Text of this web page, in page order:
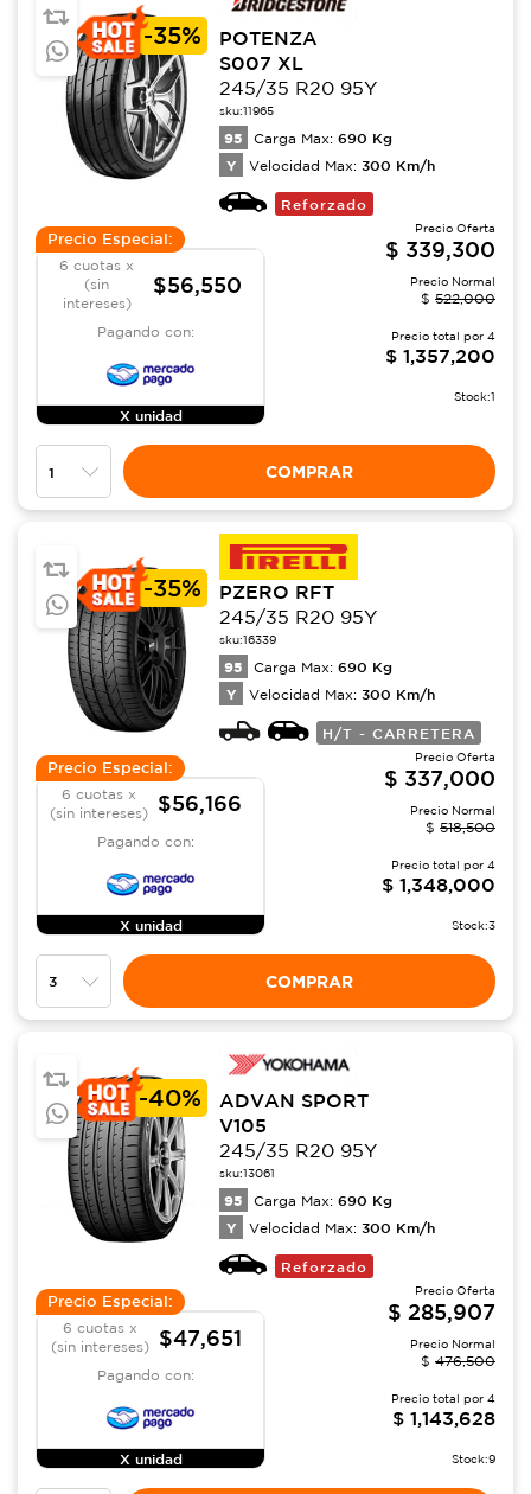
-35%
POTENZA
S007 XL
245/35 R20 95Y
sku:11965
95 Carga Max: 690 Kg
Y Velocidad Max: 300 Km/h
Reforzado
Precio Especial:
6 cuotas x
(sin
intereses)
$56,550
Pagando con:
X unidad
Precio Oferta
$ 339,300
Precio Normal
$ 522,000
Precio total por 4
$ 1,357,200
Stock:1
COMPRAR
-35%
PZERO RFT
245/35 R20 95Y
sku:16339
95 Carga Max: 690 Kg
Y Velocidad Max: 300 Km/h
H/T - CARRETERA
Precio Especial:
6 cuotas x
(sin intereses)
$56,166
Pagando con:
X unidad
Precio Oferta
$ 337,000
Precio Normal
$ 518,500
Precio total por 4
$ 1,348,000
Stock:3
COMPRAR
-40%
ADVAN SPORT
V105
245/35 R20 95Y
sku:13061
95 Carga Max: 690 Kg
Y Velocidad Max: 300 Km/h
Reforzado
Precio Especial:
6 cuotas x
(sin intereses)
$47,651
Pagando con:
X unidad
Precio Oferta
$ 285,907
Precio Normal
$ 476,500
Precio total por 4
$ 1,143,628
Stock:9